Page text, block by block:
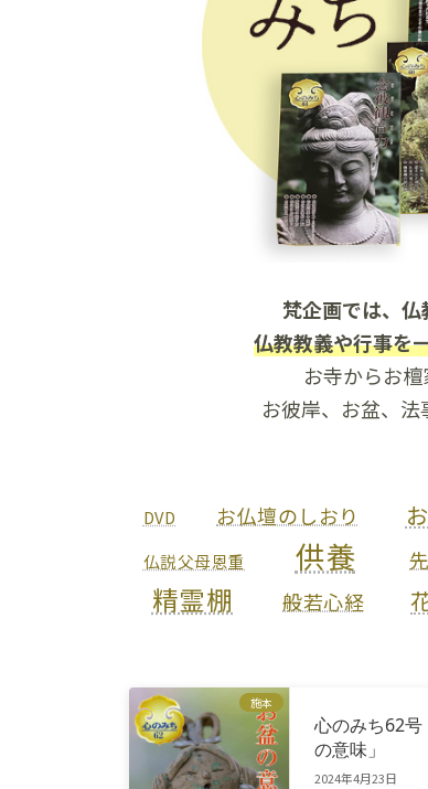
梵企画では、仏
仏教教義や行事を
お寺からお
お彼岸、お盆、法
DVD お仏壇のしおり
仏説父母恩重
供養
精霊棚 般若心経
施本
心のみち62号
の意味」
2024年4月23日